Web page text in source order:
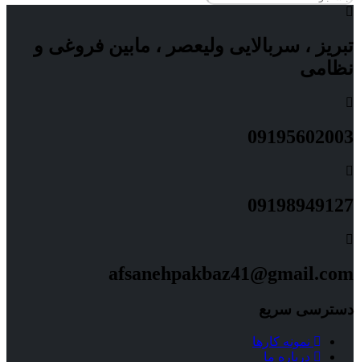
تبریز ، سربالایی ولیعصر ، مابین فروغی و
نظامی
09195602003
09198949127
afsanehpakbaz41@gmail.com
دسترسی سریع
نمونه کارها
درباره ما